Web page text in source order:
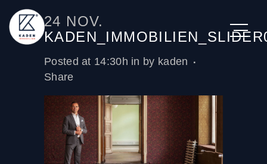
24 NOV.
Posted at 14:30h in by kaden
Share